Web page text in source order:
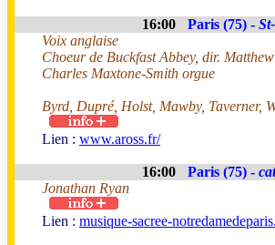
16:00 Paris (75) -
Voix anglaise
Choeur de Buckfast Abbey, dir.
Charles Maxtone-Smith orgue
Byrd, Dupré, Holst, Mawby, Taverner,
Lien : www.aross.fr/
16:00 Paris (75) -
Jonathan Ryan
Lien : musique-sacree-